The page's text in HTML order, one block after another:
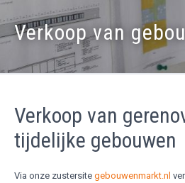
Verkoop van
Verkoop van
tijdelijke gebouwen
Via onze zustersite gebouwenmarkt.nl